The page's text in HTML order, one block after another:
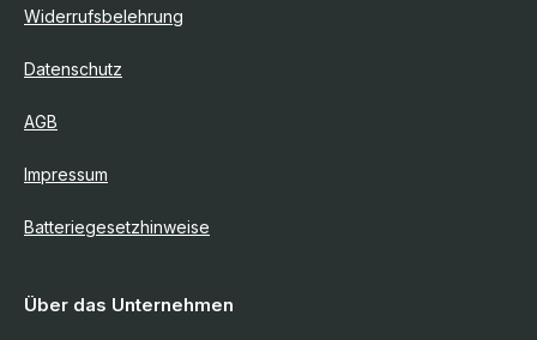
Widerrufsbelehrung
Datenschutz
AGB
Impressum
Batteriegesetzhinweise
Über das Unternehmen